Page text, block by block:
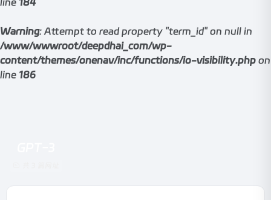
Warning: Attempt to read property "term_id" on null in
/www/wwwroot/deepdhai_com/wp-
content/themes/onenav/inc/functions/io-visibility.php on
line 186